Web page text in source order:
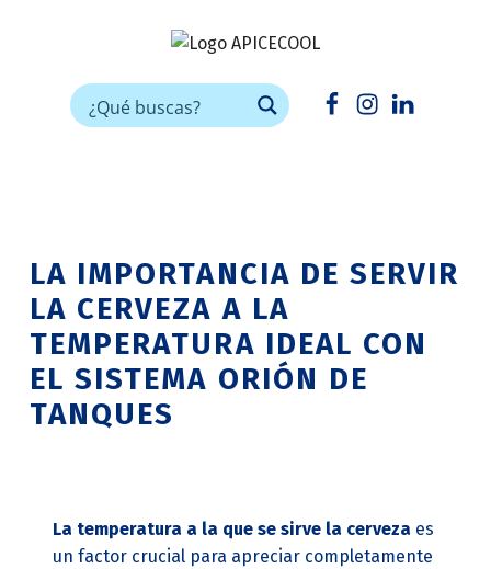
APICECOOL
LA IMPORTANCIA DE SERVIR
LA CERVEZA A LA
TEMPERATURA IDEAL CON
EL SISTEMA ORIÓN DE
TANQUES
La temperatura a la que se sirve la cerveza es
un factor crucial para apreciar completamente